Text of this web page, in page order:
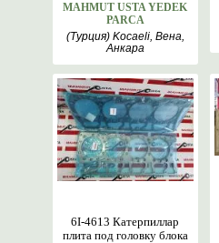
MAHMUT USTA YEDEK
PARCA
(Турция) Kocaeli, Вена,
Анкара
6I-4613 Катерпиллар
плита под головку блока